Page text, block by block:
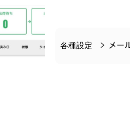
各種設定 > メー